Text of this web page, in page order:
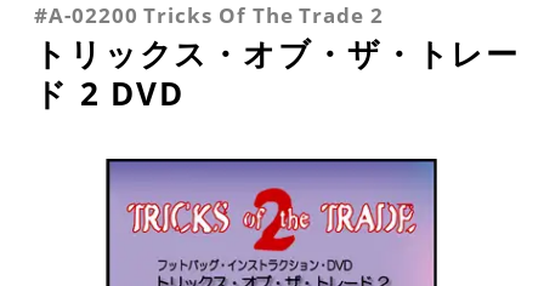
#A-02200 Tricks Of The Trade 2
トリックス・オブ・ザ・トレー
ド 2 DVD